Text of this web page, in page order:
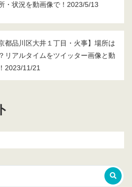
・状況を動画像で！2023/5/13
京都品川区大井１丁目・火事】場所は
リアルタイムをツイッター画像と動
2023/11/21